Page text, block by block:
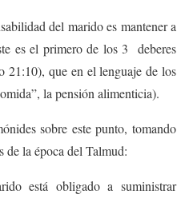
del marido es mantener a
es el primero de los 3 deberes
21:10), que en el lenguaje de los
la pensión alimenticia).
sobre este punto, tomando
de la época del Talmud:
está obligado a suministrar